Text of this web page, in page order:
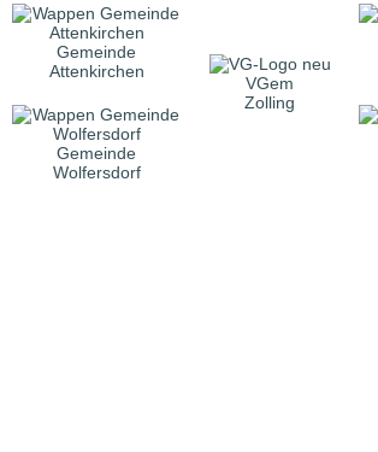
Gemeinde
Attenkirchen
VGem
Zolling
Gemeinde
Wolfersdorf